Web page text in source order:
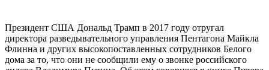
Президент США Дональд Трамп в 2017 году отругал
директора разведывательного управления Пентагона Майкла
Флинна и других высокопоставленных сотрудников Белого
дома за то, что они не сообщили ему о звонке российского